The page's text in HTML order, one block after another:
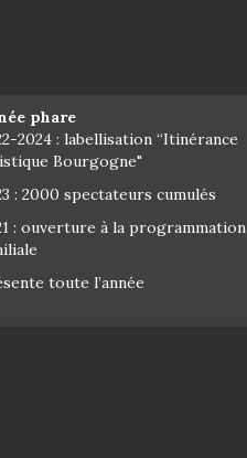
phare
2024 : labellisation “Itinérance
Bourgogne"
: 2000 spectateurs cumulés
: ouverture à la programmation
toute l’année